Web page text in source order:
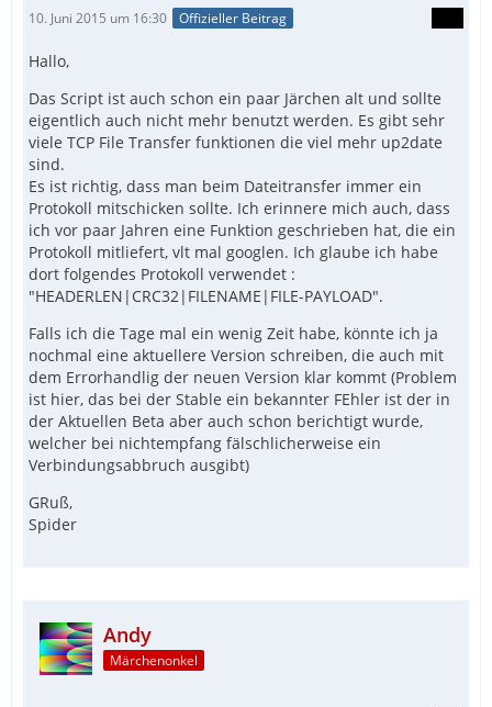
10. Juni 2015 um 16:30 Offizieller Beitrag
Hallo,
Das Script ist auch schon ein paar Järchen alt und sollte
eigentlich auch nicht mehr benutzt werden. Es gibt sehr
viele TCP File Transfer funktionen die viel mehr up2date
sind.
Es ist richtig, dass man beim Dateitransfer immer ein
Protokoll mitschicken sollte. Ich erinnere mich auch, dass
ich vor paar Jahren eine Funktion geschrieben hat, die ein
Protokoll mitliefert, vlt mal googlen. Ich glaube ich habe
dort folgendes Protokoll verwendet :
"HEADERLEN|CRC32|FILENAME|FILE-PAYLOAD".
Falls ich die Tage mal ein wenig Zeit habe, könnte ich ja
nochmal eine aktuellere Version schreiben, die auch mit
dem Errorhandlig der neuen Version klar kommt (Problem
ist hier, das bei der Stable ein bekannter FEhler ist der in
der Aktuellen Beta aber auch schon berichtigt wurde,
welcher bei nichtempfang fälschlicherweise ein
Verbindungsabbruch ausgibt)
GRuß,
Spider
Andy
Märchenonkel